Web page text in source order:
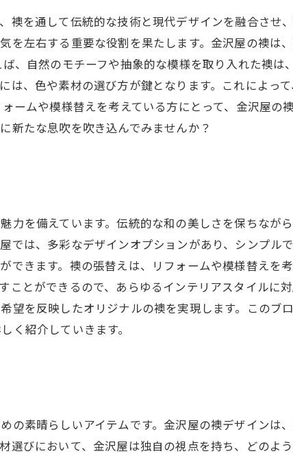
を通して伝統的な技術と現代デザインを融合させ
を左右する重要な役割を果たします。金沢屋の襖は
、自然のモチーフや抽象的な模様を取り入れた襖は
、色や素材の選び方が鍵となります。これによっ
ームや模様替えを考えている方にとって、金沢屋の
新たな息吹を吹き込んでみませんか？
を備えています。伝統的な和の美しさを保ちなが
は、多彩なデザインオプションがあり、シンプル
きます。襖の張替えは、リフォームや模様替えを
とができるので、あらゆるインテリアスタイルに
望を反映したオリジナルの襖を実現します。このブ
く紹介していきます。
素晴らしいアイテムです。金沢屋の襖デザインは
びにおいて、金沢屋は独自の視点を持ち、どのよ